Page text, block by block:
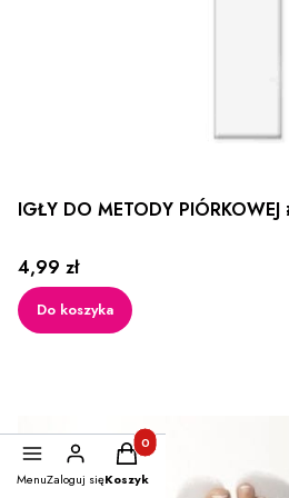
IGŁY DO METODY PIÓRKOWEJ
Cena
4,99 zł
Do koszyka
MenuZaloguj się
Produkty w koszyku: 0.
Koszyk